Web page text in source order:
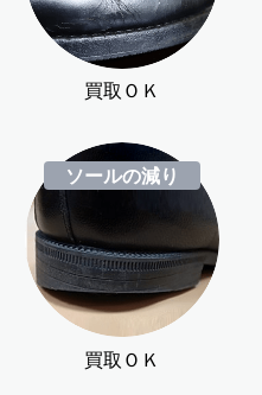
買取ＯＫ
ソールの減り
買取ＯＫ